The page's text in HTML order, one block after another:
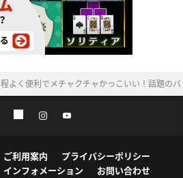
程よく便利でメチャクチャかっこいい！話題の
ご利用案内
プライバシーポリシー
インフォメーション お問い合わせ